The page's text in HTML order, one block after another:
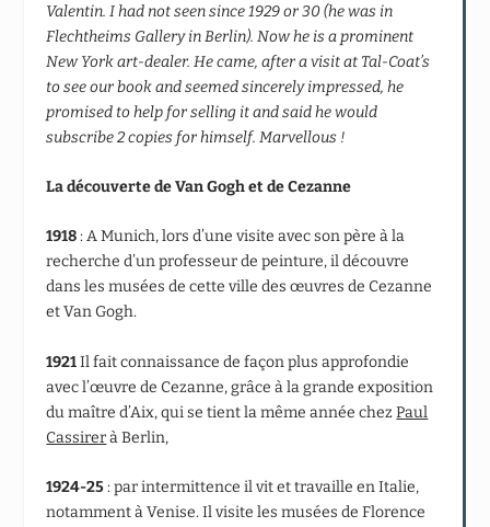
Valentin. I had not seen since 1929 or 30 (he was in
Flechtheims Gallery in Berlin). Now he is a prominent
New York art-dealer. He came, after a visit at Tal-Coat’s
to see our book and seemed sincerely impressed, he
promised to help for selling it and said he would
subscribe 2 copies for himself.Marvellous !
La découverte de Van Gogh et de Cezanne
1918: A Munich, lors d’une visite avec son père à la
recherche d’un professeur de peinture, il découvre
dans les musées de cette ville des œuvres de Cezanne
et Van Gogh.
1921Il fait connaissance de façon plus approfondie
avec l’œuvre de Cezanne, grâce à la grande exposition
du maître d’Aix, qui se tient la même année chezPaul
Cassirerà Berlin,
1924-25: par intermittence il vit et travaille en Italie,
notamment à Venise. Il visite les musées de Florence